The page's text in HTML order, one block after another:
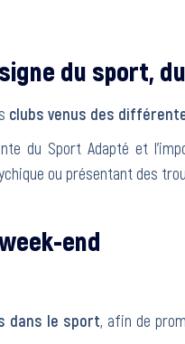
du sport,
clubs venus des
du Sport Adapté et
ou présentant des
end
dans le sport, afin de